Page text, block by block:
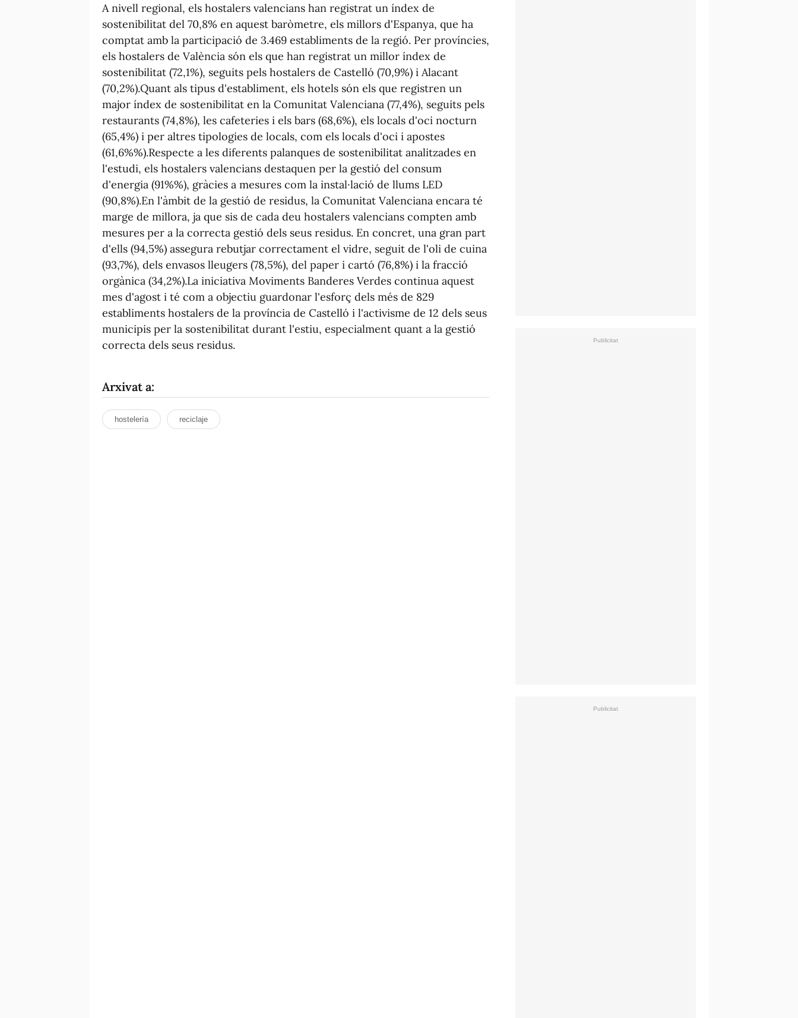
A nivell regional, els hostalers valencians han registrat un índex de
sostenibilitat del 70,8% en aquest baròmetre, els millors d'Espanya, que ha
comptat amb la participació de 3.469 establiments de la regió. Per províncies,
els hostalers de València són els que han registrat un millor índex de
sostenibilitat (72,1%), seguits pels hostalers de Castelló (70,9%) i Alacant
(70,2%).Quant als tipus d'establiment, els hotels són els que registren un
major índex de sostenibilitat en la Comunitat Valenciana (77,4%), seguits pels
restaurants (74,8%), les cafeteries i els bars (68,6%), els locals d'oci nocturn
(65,4%) i per altres tipologies de locals, com els locals d'oci i apostes
(61,6%%).Respecte a les diferents palanques de sostenibilitat analitzades en
l'estudi, els hostalers valencians destaquen per la gestió del consum
d'energia (91%%), gràcies a mesures com la instal·lació de llums LED
(90,8%).En l'àmbit de la gestió de residus, la Comunitat Valenciana encara té
marge de millora, ja que sis de cada deu hostalers valencians compten amb
mesures per a la correcta gestió dels seus residus. En concret, una gran part
d'ells (94,5%) assegura rebutjar correctament el vidre, seguit de l'oli de cuina
(93,7%), dels envasos lleugers (78,5%), del paper i cartó (76,8%) i la fracció
orgànica (34,2%).La iniciativa Moviments Banderes Verdes continua aquest
mes d'agost i té com a objectiu guardonar l'esforç dels més de 829
establiments hostalers de la província de Castelló i l'activisme de 12 dels seus
municipis per la sostenibilitat durant l'estiu, especialment quant a la gestió
correcta dels seus residus.
Arxivat a:
hostelería reciclaje